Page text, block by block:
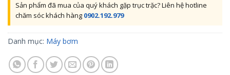
Sản phẩm đã mua của quý khách gặp trục trặc? Liên hệ hotline
chăm sóc khách hàng 0902.192.979
Danh mục: Máy bơm